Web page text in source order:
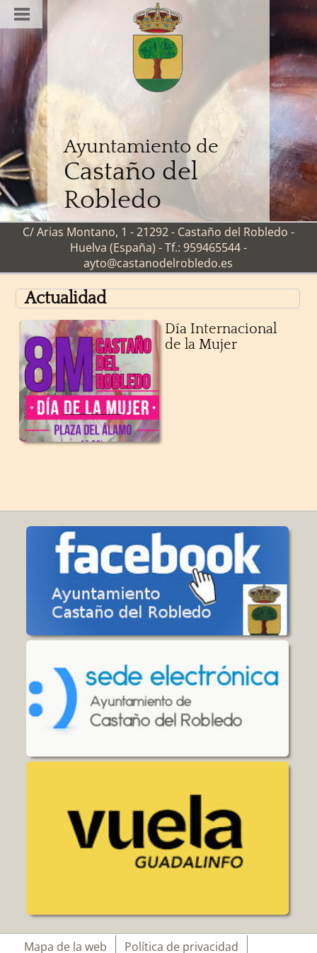
Ayuntamiento de
Castaño del
Robledo
C/ Arias Montano, 1 - 21292 - Castaño del Robledo -
Huelva (España) - Tf.: 959465544 -
ayto@castanodelrobledo.es
Actualidad
Día Internacional
de la Mujer
Mapa de la web Política de privacidad